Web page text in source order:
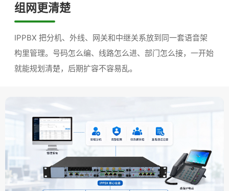
组网更清楚
IPPBX 把分机、外线、网关和中继关系放到同一套语音架
构里管理。号码怎么编、线路怎么进、部门怎么接，一开始
就能规划清楚，后期扩容不容易乱。